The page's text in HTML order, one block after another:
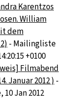
Karentzos
William
dem
- Mailingliste
+0100
Filmabend
Januar 2012 ) -
Jan 2012